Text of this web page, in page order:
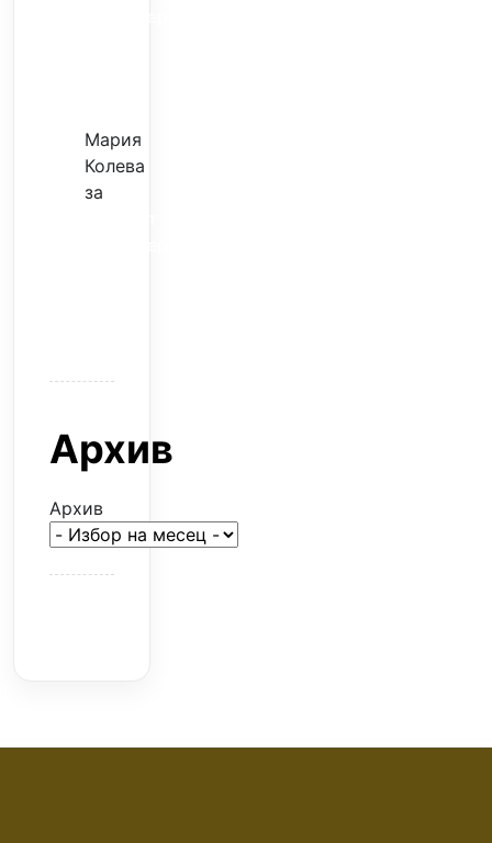
Мария
Колева
за
Архив
Архив